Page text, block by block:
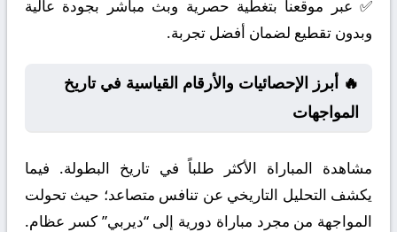
✅ عبر موقعنا بتغطية حصرية وبث مباشر بجودة عالية
وبدون تقطيع لضمان أفضل تجربة.
🔥 أبرز الإحصائيات والأرقام القياسية في تاريخ
المواجهات
مشاهدة المباراة الأكثر طلباً في تاريخ البطولة. فيما
يكشف التحليل التاريخي عن تنافس متصاعد؛ حيث تحولت
المواجهة من مجرد مباراة دورية إلى “ديربي” كسر عظام.